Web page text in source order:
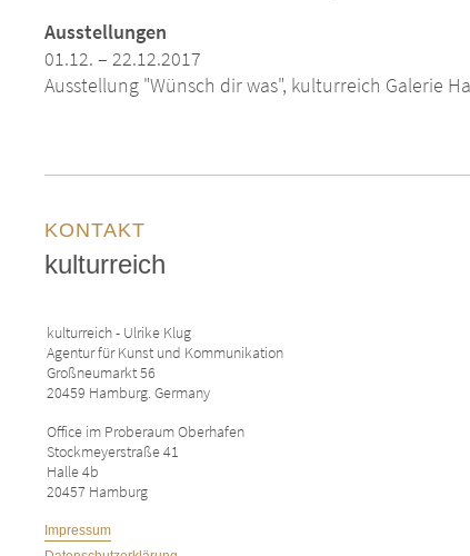
Ausstellungen
01.12. – 22.12.2017
Ausstellung "Wünsch dir was", kulturreich Galerie
KONTAKT
kulturreich
kulturreich - Ulrike Klug
Agentur für Kunst und Kommunikation
Großneumarkt 56
20459 Hamburg. Germany
Office im Proberaum Oberhafen
Stockmeyerstraße 41
Halle 4b
20457 Hamburg
Impressum